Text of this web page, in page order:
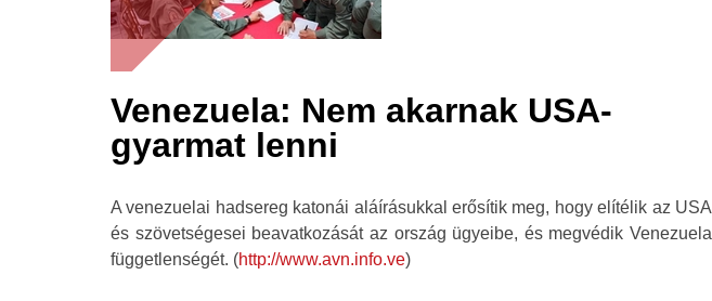
Venezuela: Nem akarnak USA-
gyarmat lenni
A venezuelai hadsereg katonái aláírásukkal erősítik meg, hogy elítélik az USA
és szövetségesei beavatkozását az ország ügyeibe, és megvédik Venezuela
függetlenségét. (http://www.avn.info.ve)